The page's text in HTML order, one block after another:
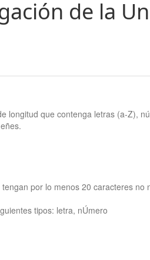
de la
longitud que contenga letras (a-Z),
por lo menos 20 caracteres no
tipos: letra, nÚmero